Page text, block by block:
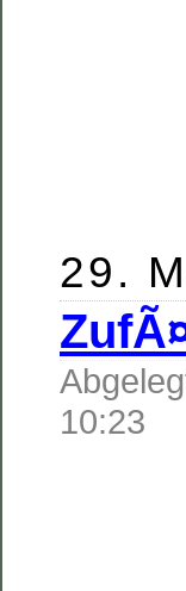
29.
10:23